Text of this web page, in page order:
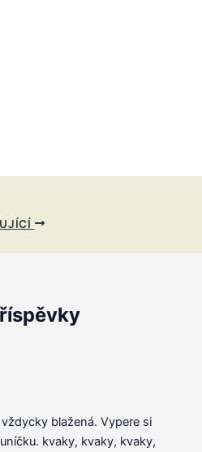
blažená. Vypere si
kvaky, kvaky, kvaky,